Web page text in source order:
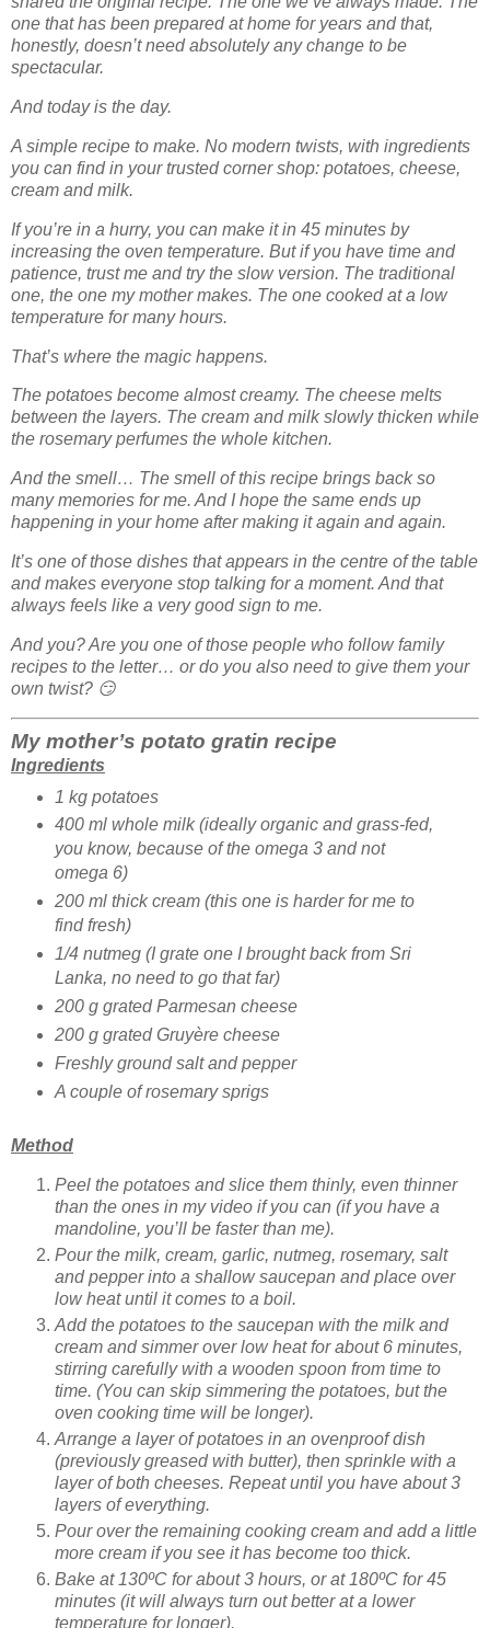
one that has been prepared at home for years and that,
honestly, doesn’t need absolutely any change to be
spectacular.
And today is the day.
A simple recipe to make. No modern twists, with ingredients
you can find in your trusted corner shop: potatoes, cheese,
cream and milk.
If you’re in a hurry, you can make it in 45 minutes by
increasing the oven temperature. But if you have time and
patience, trust me and try the slow version. The traditional
one, the one my mother makes. The one cooked at a low
temperature for many hours.
That’s where the magic happens.
The potatoes become almost creamy. The cheese melts
between the layers. The cream and milk slowly thicken while
the rosemary perfumes the whole kitchen.
And the smell… The smell of this recipe brings back so
many memories for me. And I hope the same ends up
happening in your home after making it again and again.
It’s one of those dishes that appears in the centre of the table
and makes everyone stop talking for a moment. And that
always feels like a very good sign to me.
And you? Are you one of those people who follow family
recipes to the letter… or do you also need to give them your
own twist? 😏
My mother’s potato gratin recipe
Ingredients
1 kg potatoes
400 ml whole milk (ideally organic and grass-fed,
you know, because of the omega 3 and not
omega 6)
200 ml thick cream (this one is harder for me to
find fresh)
1/4 nutmeg (I grate one I brought back from Sri
Lanka, no need to go that far)
200 g grated Parmesan cheese
200 g grated Gruyère cheese
Freshly ground salt and pepper
A couple of rosemary sprigs
Method
Peel the potatoes and slice them thinly, even thinner
than the ones in my video if you can (if you have a
mandoline, you’ll be faster than me).
Pour the milk, cream, garlic, nutmeg, rosemary, salt
and pepper into a shallow saucepan and place over
low heat until it comes to a boil.
Add the potatoes to the saucepan with the milk and
cream and simmer over low heat for about 6 minutes,
stirring carefully with a wooden spoon from time to
time. (You can skip simmering the potatoes, but the
oven cooking time will be longer).
Arrange a layer of potatoes in an ovenproof dish
(previously greased with butter), then sprinkle with a
layer of both cheeses. Repeat until you have about 3
layers of everything.
Pour over the remaining cooking cream and add a little
more cream if you see it has become too thick.
Bake at 130ºC for about 3 hours, or at 180ºC for 45
minutes (it will always turn out better at a lower
temperature for longer).